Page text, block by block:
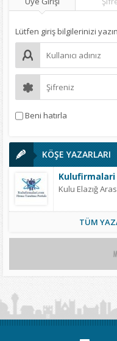
Lütfen giriş bilgilerinizi
Beni hatırla
KÖŞE YAZARLARI
Kulufirmalari
Kulu Elazığ
TÜM